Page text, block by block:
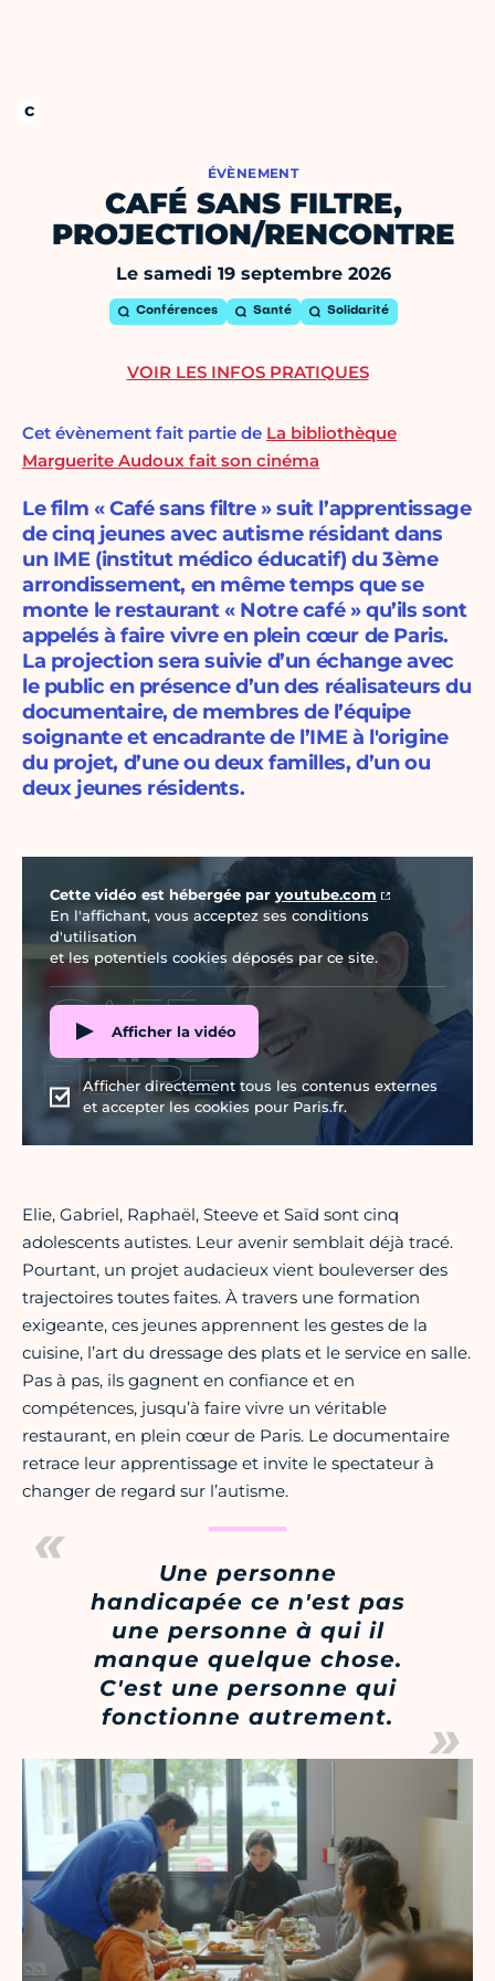
ÉVÈNEMENT
CAFÉ SANS FILTRE,
PROJECTION/RENCONTRE
Le samedi 19 septembre 2026
Conférences Santé Solidarité
Cet évènement fait partie de La bibliothèque
Marguerite Audoux fait son cinéma
Le film « Café sans filtre » suit l’apprentissage
de cinq jeunes avec autisme résidant dans
un IME (institut médico éducatif) du 3ème
arrondissement, en même temps que se
monte le restaurant « Notre café » qu’ils sont
appelés à faire vivre en plein cœur de Paris.
La projection sera suivie d’un échange avec
le public en présence d’un des réalisateurs du
documentaire, de membres de l’équipe
soignante et encadrante de l’IME à l'origine
du projet, d’une ou deux familles, d’un ou
deux jeunes résidents.
Cette vidéo est hébergée par youtube.com
En l'affichant, vous acceptez ses conditions
d'utilisation
et les potentiels cookies déposés par ce site.
Afficher la vidéo
Afficher directement tous les contenus externes
et accepter les cookies pour Paris.fr.
Elie, Gabriel, Raphaël, Steeve et Saïd sont cinq
adolescents autistes. Leur avenir semblait déjà tracé.
Pourtant, un projet audacieux vient bouleverser des
trajectoires toutes faites. À travers une formation
exigeante, ces jeunes apprennent les gestes de la
cuisine, l’art du dressage des plats et le service en salle.
Pas à pas, ils gagnent en confiance et en
compétences, jusqu’à faire vivre un véritable
restaurant, en plein cœur de Paris. Le documentaire
retrace leur apprentissage et invite le spectateur à
changer de regard sur l’autisme.
Une personne
handicapée ce n'est pas
une personne à qui il
manque quelque chose.
C'est une personne qui
fonctionne autrement.
VOIR LES INFOS PRATIQUES